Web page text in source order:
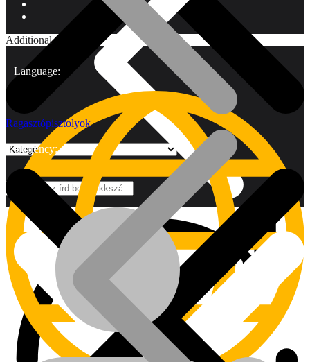
Márkák
Additional
Language:
Currency:
Ragasztópisztolyok